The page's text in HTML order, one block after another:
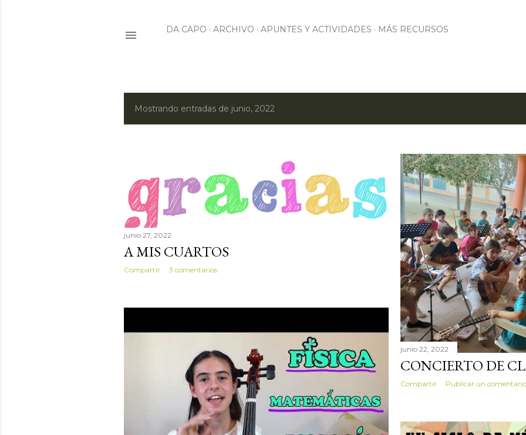
DA CAPO ARCHIVO APUNTES Y ACTIVIDADES MÁS RECURSOS
E
r
a
d
a
s
Mostrando entradas de junio, 2022
junio 27, 2022
A MIS CUARTOS
Compartir 3 comentarios
junio 22, 2022
CONCIERTO DE
Compartir Publicar un comentario